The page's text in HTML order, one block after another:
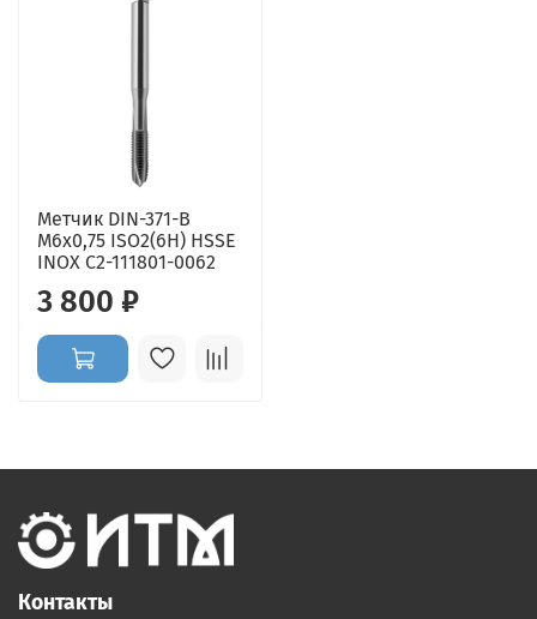
Метчик DIN-371-B
M6x0,75 ISO2(6H) HSSE
INOX C2-111801-0062
3 800 ₽
Контакты